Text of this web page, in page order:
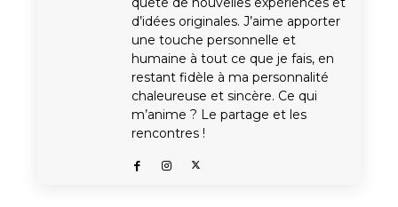
d’idées originales. J’aime apporter
une touche personnelle et
humaine à tout ce que je fais, en
restant fidèle à ma personnalité
chaleureuse et sincère. Ce qui
m’anime ? Le partage et les
rencontres !